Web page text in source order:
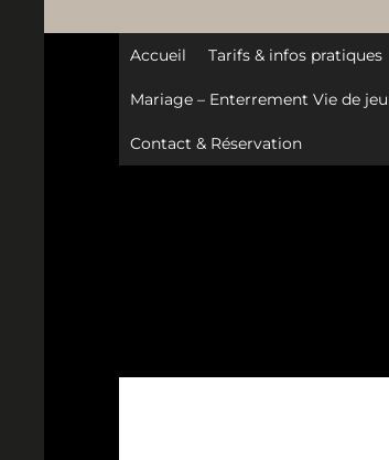
Accueil Tarifs & infos pratiques
Mariage – Enterrement Vie de
Contact & Réservation